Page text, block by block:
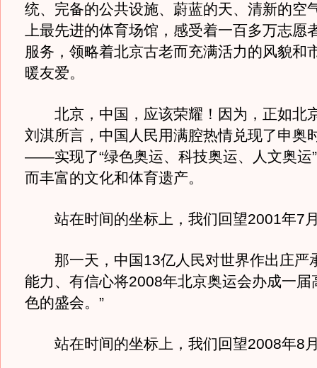
统、完备的公共设施、蔚蓝的天、清新的空
上最先进的体育场馆，感受着一百多万志愿
服务，领略着北京古老而充满活力的风貌和
暖友爱。
北京，中国，应该荣耀！因为，正如北
刘淇所言，中国人民用满腔热情兑现了申奥
——实现了“绿色奥运、科技奥运、人文奥运
而丰富的文化和体育遗产。
站在时间的坐标上，我们回望2001年7
那一天，中国13亿人民对世界作出庄严
能力、有信心将2008年北京奥运会办成一届
色的盛会。”
站在时间的坐标上，我们回望2008年8